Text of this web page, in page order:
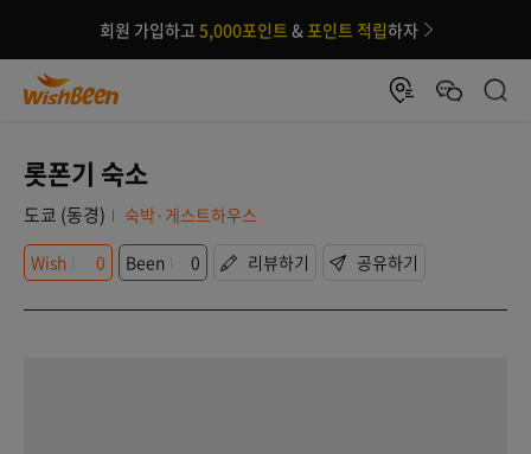
회원 가입하고 5,000포인트 &포인트 적립하자
롯폰기 숙소
도쿄 (동경)
숙박·게스트하우스
Wish
0 Been 0 리뷰하기 공유하기